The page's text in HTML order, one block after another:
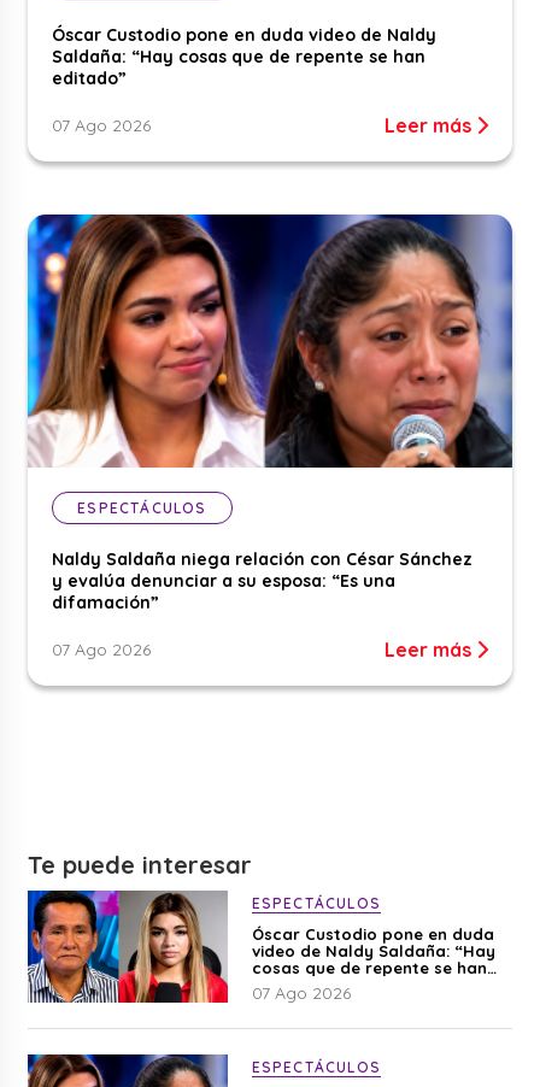
Óscar Custodio pone en duda video de Naldy
Saldaña: “Hay cosas que de repente se han
editado”
07 Ago 2026 Leer más
ESPECTÁCULOS
Naldy Saldaña niega relación con César Sánchez
y evalúa denunciar a su esposa: “Es una
difamación”
07 Ago 2026 Leer más
Te puede interesar
ESPECTÁCULOS
Óscar Custodio pone en duda
video de Naldy Saldaña: “Hay
cosas que de repente se han
editado”
07 Ago 2026
ESPECTÁCULOS